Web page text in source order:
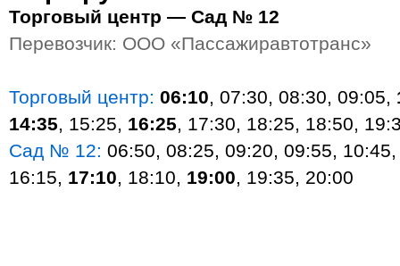
Торговый центр — Сад № 12
Перевозчик: ООО «Пассажиравтотранс»
Торговый центр: 06:10, 07:30, 08:30, 09:05,
14:35, 15:25, 16:25, 17:30, 18:25, 18:50,
Сад № 12: 06:50, 08:25, 09:20, 09:55,
16:15, 17:10, 18:10, 19:00, 19:35, 20:00